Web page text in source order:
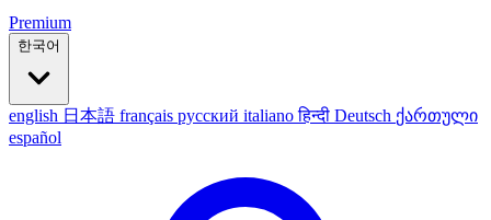
Premium
한국어
english 日本語 français русский italianoहिन्दी Deutsch ქართული
español